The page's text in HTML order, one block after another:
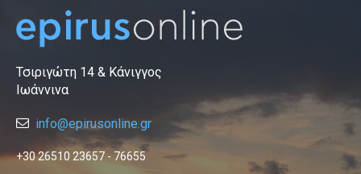
Τσιριγώτη 14 & Κάνιγγος
Ιωάννινα
info@epirusonline.gr
+30 26510 23657 - 76655